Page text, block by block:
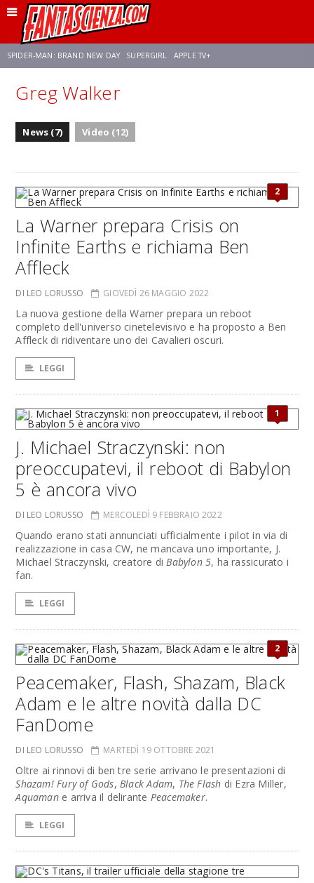
SPIDER-MAN: BRAND NEW DAY SUPERGIRL APPLE TV+
FRANCO RICCIARDIELLO ZENDAYA
Greg Walker
News (7) Video (12)
2
La Warner prepara Crisis on
Infinite Earths e richiama Ben
Affleck
DI LEO LORUSSO GIOVEDÌ 26 MAGGIO 2022
La nuova gestione della Warner prepara un reboot
completo dell'universo cinetelevisivo e ha proposto a Ben
Affleck di ridiventare uno dei Cavalieri oscuri.
LEGGI
1
J. Michael Straczynski: non
preoccupatevi, il reboot di Babylon
5 è ancora vivo
DI LEO LORUSSO MERCOLEDÌ 9 FEBBRAIO 2022
Quando erano stati annunciati ufficialmente i pilot in via di
realizzazione in casa CW, ne mancava uno importante, J.
Michael Straczynski, creatore diBabylon 5, ha rassicurato i
fan.
LEGGI
2
Peacemaker, Flash, Shazam, Black
Adam e le altre novità dalla DC
FanDome
DI LEO LORUSSO MARTEDÌ 19 OTTOBRE 2021
Oltre ai rinnovi di ben tre serie arrivano le presentazioni di
Shazam! Fury of Gods,Black Adam, The Flash di Ezra Miller,
Aquamane arriva il delirante Peacemaker.
LEGGI